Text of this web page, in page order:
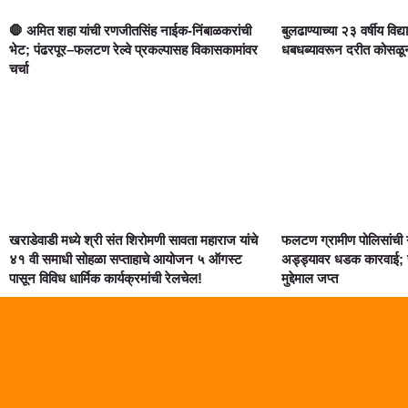
🛑 अमित शहा यांची रणजीतसिंह नाईक-निंबाळकरांची
भेट; पंढरपूर–फलटण रेल्वे प्रकल्पासह विकासकामांवर
चर्चा
बुलढाण्याच्या २३ वर्षीय
धबधब्यावरून दरीत
खराडेवाडी मध्ये श्री संत शिरोमणी सावता महाराज यांचे
४१ वी समाधी सोहळा सप्ताहाचे आयोजन ५ ऑगस्ट
पासून विविध धार्मिक कार्यक्रमांची रेलचेल!
फलटण ग्रामीण पोलिसांची
अड्ड्यावर धडक कारवाई;
मुद्देमाल जप्त